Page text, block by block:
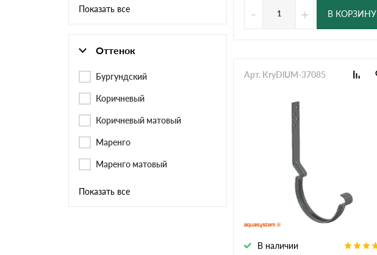
Показать все
Оттенок
Бургундский
Коричневый
Коричневый матовый
Маренго
Маренго матовый
Показать все
- + В КОРЗИНУ
В наличии
Арт. KryDlUM-37085